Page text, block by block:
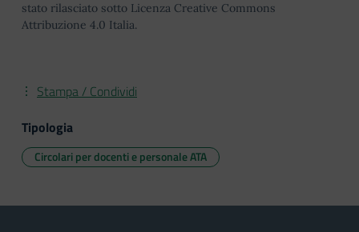
stato rilasciato sotto Licenza Creative Commons
Attribuzione 4.0 Italia.
Stampa / Condividi
Tipologia
Circolari per docenti e personale ATA